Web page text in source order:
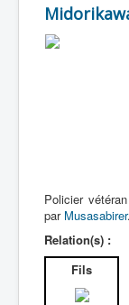
Policier
par Musasabirer.
Relation(s) :
Fils